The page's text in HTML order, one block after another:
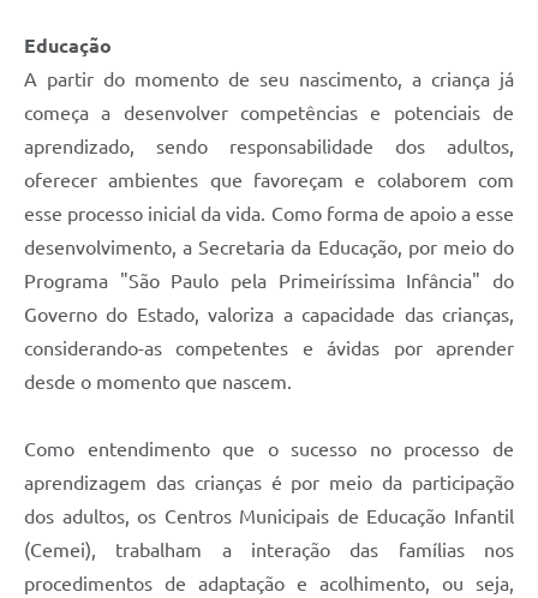
Educação
A partir do momento de seu nascimento, a criança já
começa a desenvolver competências e potenciais de
aprendizado, sendo responsabilidade dos adultos,
oferecer ambientes que favoreçam e colaborem com
esse processo inicial da vida. Como forma de apoio a esse
desenvolvimento, a Secretaria da Educação, por meio do
Programa "São Paulo pela Primeiríssima Infância" do
Governo do Estado, valoriza a capacidade das crianças,
considerando-as competentes e ávidas por aprender
desde o momento que nascem.
Como entendimento que o sucesso no processo de
aprendizagem das crianças é por meio da participação
dos adultos, os Centros Municipais de Educação Infantil
(Cemei), trabalham a interação das famílias nos
procedimentos de adaptação e acolhimento, ou seja,